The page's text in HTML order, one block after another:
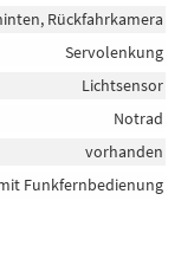
Rückfahrkamera
Servolenkung
Lichtsensor
Notrad
vorhanden
Funkfernbedienung